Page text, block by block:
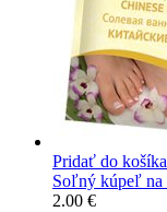
Pridať do košíka
Soľný kúpeľ na
2.00 €